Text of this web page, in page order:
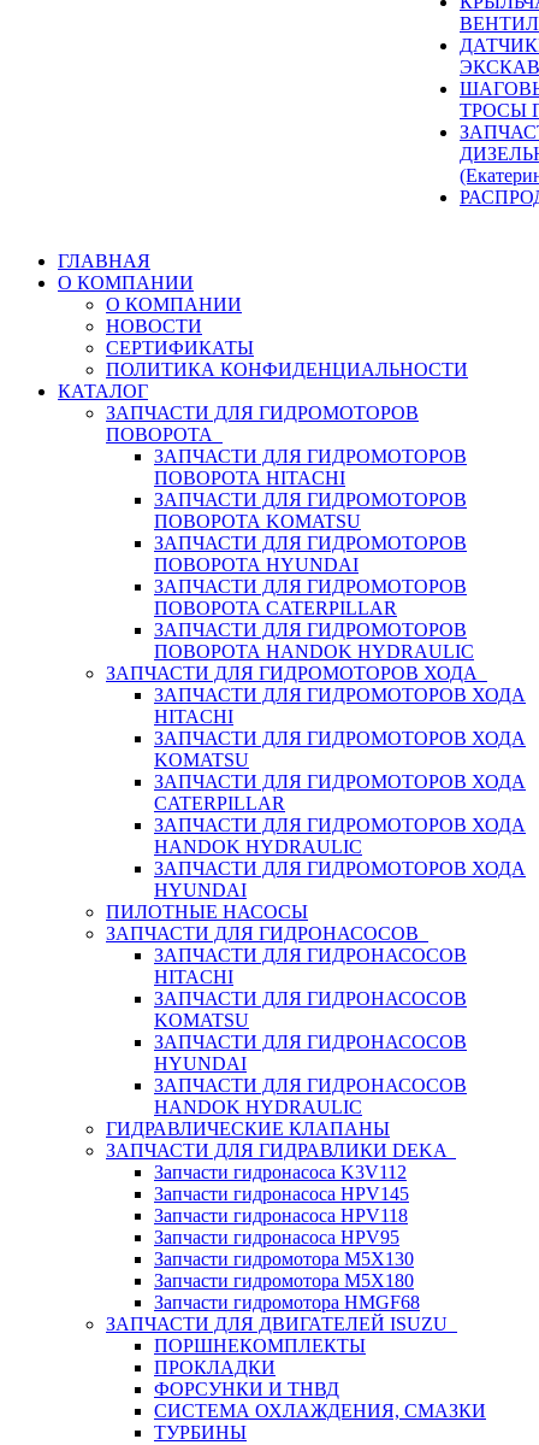
ТРОСЫ
ГЛАВНАЯ
О КОМПАНИИ
О КОМПАНИИ
НОВОСТИ
СЕРТИФИКАТЫ
ПОЛИТИКА КОНФИДЕНЦИАЛЬНОСТИ
КАТАЛОГ
ЗАПЧАСТИ ДЛЯ ГИДРОМОТОРОВ
ПОВОРОТА
ЗАПЧАСТИ ДЛЯ ГИДРОМОТОРОВ
ПОВОРОТА HITACHI
ЗАПЧАСТИ ДЛЯ ГИДРОМОТОРОВ
ПОВОРОТА KOMATSU
ЗАПЧАСТИ ДЛЯ ГИДРОМОТОРОВ
ПОВОРОТА HYUNDAI
ЗАПЧАСТИ ДЛЯ ГИДРОМОТОРОВ
ПОВОРОТА CATERPILLAR
ЗАПЧАСТИ ДЛЯ ГИДРОМОТОРОВ
ПОВОРОТА HANDOK HYDRAULIC
ЗАПЧАСТИ ДЛЯ ГИДРОМОТОРОВ ХОДА
ЗАПЧАСТИ ДЛЯ ГИДРОМОТОРОВ ХОДА
HITACHI
ЗАПЧАСТИ ДЛЯ ГИДРОМОТОРОВ ХОДА
KOMATSU
ЗАПЧАСТИ ДЛЯ ГИДРОМОТОРОВ ХОДА
CATERPILLAR
ЗАПЧАСТИ ДЛЯ ГИДРОМОТОРОВ ХОДА
HANDOK HYDRAULIC
ЗАПЧАСТИ ДЛЯ ГИДРОМОТОРОВ ХОДА
HYUNDAI
ПИЛОТНЫЕ НАСОСЫ
ЗАПЧАСТИ ДЛЯ ГИДРОНАСОСОВ
ЗАПЧАСТИ ДЛЯ ГИДРОНАСОСОВ
HITACHI
ЗАПЧАСТИ ДЛЯ ГИДРОНАСОСОВ
KOMATSU
ЗАПЧАСТИ ДЛЯ ГИДРОНАСОСОВ
HYUNDAI
ЗАПЧАСТИ ДЛЯ ГИДРОНАСОСОВ
HANDOK HYDRAULIC
ГИДРАВЛИЧЕСКИЕ КЛАПАНЫ
ЗАПЧАСТИ ДЛЯ ГИДРАВЛИКИ DEKA
Запчасти гидронасоса K3V112
Запчасти гидронасоса HPV145
Запчасти гидронасоса HPV118
Запчасти гидронасоса HPV95
Запчасти гидромотора M5X130
Запчасти гидромотора M5X180
Запчасти гидромотора HMGF68
ЗАПЧАСТИ ДЛЯ ДВИГАТЕЛЕЙ ISUZU
ПОРШНЕКОМПЛЕКТЫ
ПРОКЛАДКИ
ФОРСУНКИ И ТНВД
СИСТЕМА ОХЛАЖДЕНИЯ, СМАЗКИ
ТУРБИНЫ